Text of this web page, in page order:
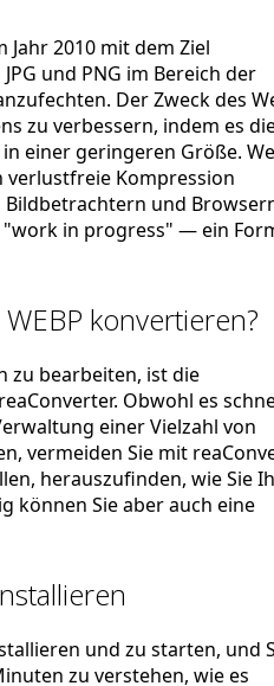
2010 mit dem Ziel
und PNG im Bereich der
Der Zweck des
zu verbessern, indem es
einer geringeren Größe.
verlustfreie Kompression
und
in progress" — ein
konvertieren?
zu bearbeiten, ist die
Obwohl es
einer Vielzahl von
vermeiden Sie mit
herauszufinden, wie Sie
können Sie aber auch eine
und zu starten, und
zu verstehen, wie es